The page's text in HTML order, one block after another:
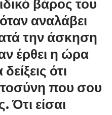
αναλάβει
την άσκηση
έρθει η ώρα
ότι
που σου
Ότι είσαι